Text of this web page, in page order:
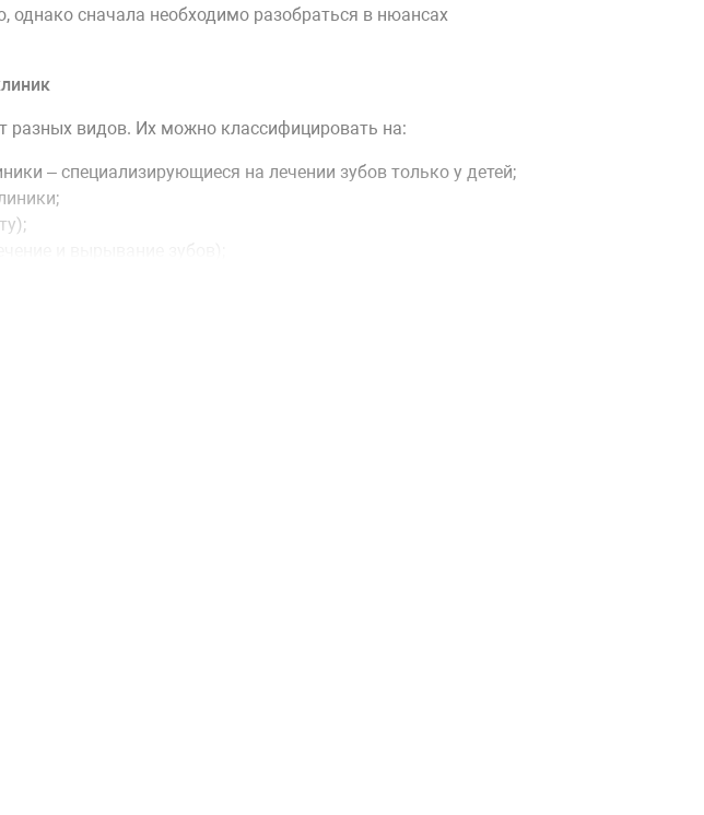
однако сначала необходимо разобраться в нюансах
разных видов. Их можно классифицировать на:
– специализирующиеся на лечении зубов только у детей;